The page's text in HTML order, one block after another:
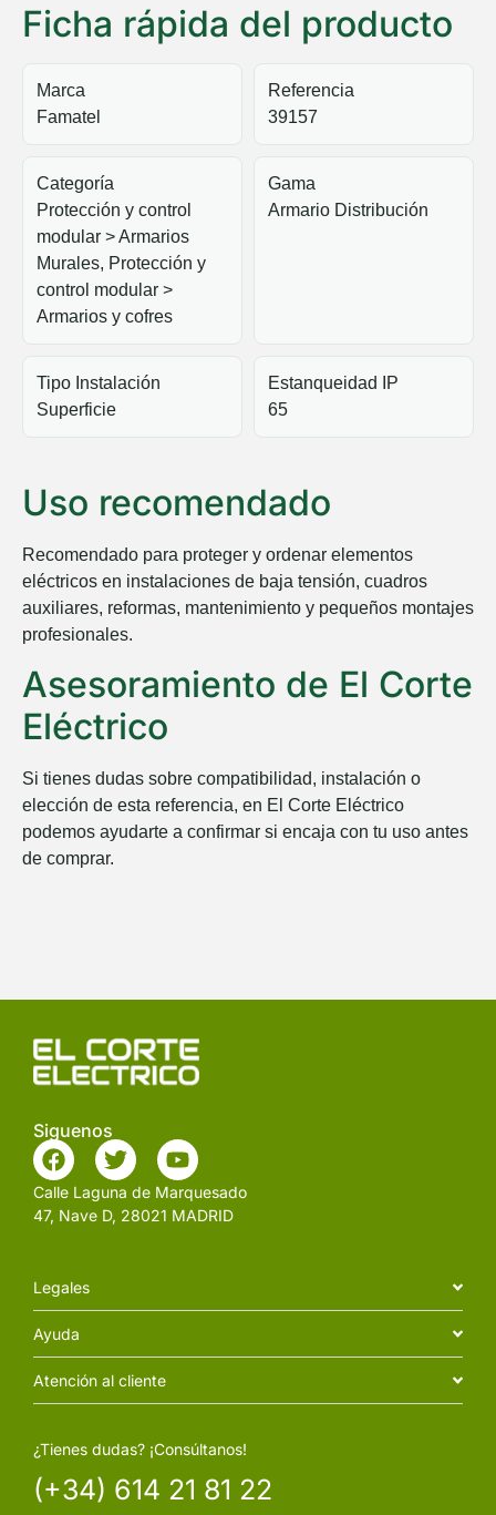
Ficha rápida del producto
Marca
Famatel
Referencia
39157
Categoría
Protección y control
modular > Armarios
Murales, Protección y
control modular >
Armarios y cofres
Gama
Armario Distribución
Tipo Instalación
Superficie
Estanqueidad IP
65
Uso recomendado
Recomendado para proteger y ordenar elementos
eléctricos en instalaciones de baja tensión, cuadros
auxiliares, reformas, mantenimiento y pequeños montajes
profesionales.
Asesoramiento de El Corte
Eléctrico
Si tienes dudas sobre compatibilidad, instalación o
elección de esta referencia, en El Corte Eléctrico
podemos ayudarte a confirmar si encaja con tu uso antes
de comprar.
Siguenos
Calle Laguna de Marquesado
47, Nave D, 28021 MADRID
Legales
Ayuda
Atención al cliente
¿Tienes dudas? ¡Consúltanos!
(+34) 614 21 81 22